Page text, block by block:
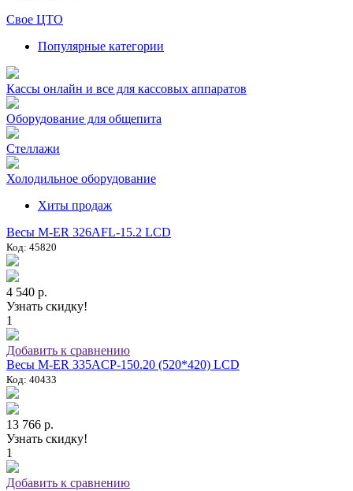
Свое ЦТО
Популярные категории
Кассы онлайн и все для кассовых аппаратов
Оборудование для общепита
Стеллажи
Холодильное оборудование
Хиты продаж
Весы M-ER 326AFL-15.2 LCD
Код: 45820
4 540 р.
Узнать скидку!
1
Добавить к сравнению
Весы M-ER 335ACP-150.20 (520*420) LCD
Код: 40433
13 766 р.
Узнать скидку!
1
Добавить к сравнению